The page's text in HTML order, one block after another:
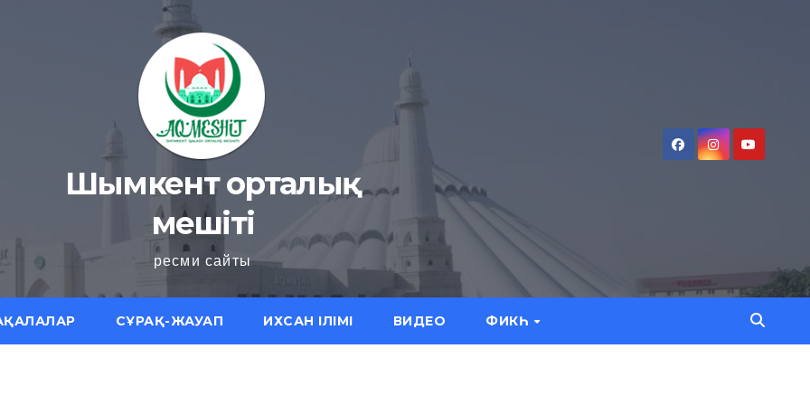
Шымкент орталық
мешіті
ресми сайты
СҰРАҚ-ЖАУАП ИХСАН ІЛІМІ ВИДЕО ФИКҺ